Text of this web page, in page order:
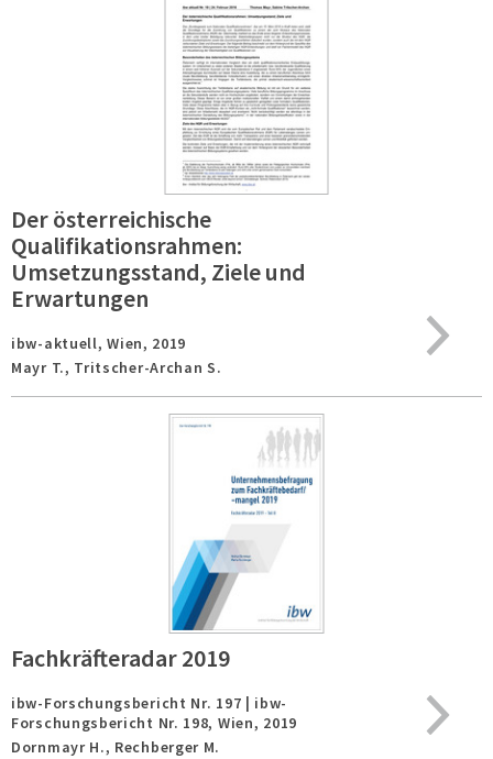
Der österreichische
Qualifikationsrahmen:
Umsetzungsstand, Ziele und
Erwartungen
ibw-aktuell,Wien, 2019
Mayr T., Tritscher-Archan S.
Fachkräfteradar 2019
ibw-Forschungsbericht Nr. 197 | ibw-
Forschungsbericht Nr. 198, Wien, 2019
Dornmayr H., Rechberger M.